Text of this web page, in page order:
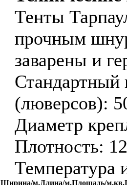
Тенты
прочным
заварены и
Стандартный
(люверсов):
Диаметр
Плотность:
Температура
Ширина/м.Длина/м.Площадь/м.кв.